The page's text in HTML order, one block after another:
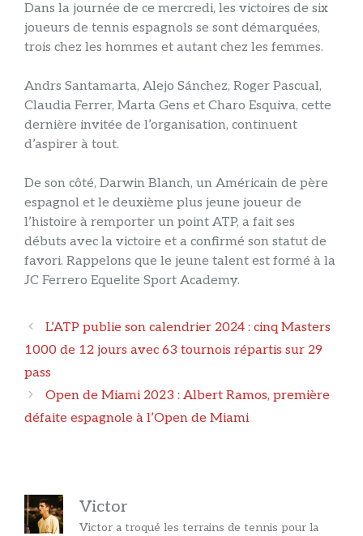
Dans la journée de ce mercredi, les victoires de six
joueurs de tennis espagnols se sont démarquées,
trois chez les hommes et autant chez les femmes.
Andrs Santamarta, Alejo Sánchez, Roger Pascual,
Claudia Ferrer, Marta Gens et Charo Esquiva, cette
dernière invitée de l’organisation, continuent
d’aspirer à tout.
De son côté, Darwin Blanch, un Américain de père
espagnol et le deuxième plus jeune joueur de
l’histoire à remporter un point ATP, a fait ses
débuts avec la victoire et a confirmé son statut de
favori. Rappelons que le jeune talent est formé à la
JC Ferrero Equelite Sport Academy.
Navigation
des
L’ATP publie son calendrier 2024 : cinq Masters
1000 de 12 jours avec 63 tournois répartis sur 29
pass
Open de Miami 2023 : Albert Ramos, première
défaite espagnole à l’Open de Miami
Victor
Victor a troqué les terrains de tennis pour la